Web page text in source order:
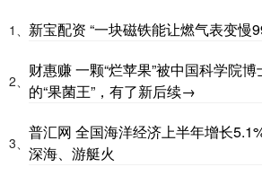
1、 新宝配资 “一块磁铁能让燃气表变慢
2、
财惠赚 一颗“烂苹果”被中国科学院
的“果菌王”，有了新后续→
3、
普汇网 全国海洋经济上半年增长
深海、游艇火